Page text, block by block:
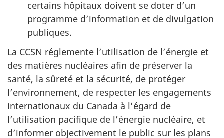
certains hôpitaux doivent se doter d’un
programme d’information et de divulgation
publiques.
La CCSN réglemente l’utilisation de l’énergie et
des matières nucléaires afin de préserver la
santé, la sûreté et la sécurité, de protéger
l’environnement, de respecter les engagements
internationaux du Canada à l’égard de
l’utilisation pacifique de l’énergie nucléaire, et
d’informer objectivement le public sur les plans